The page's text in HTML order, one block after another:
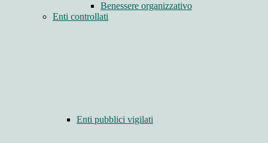
Benessere organizzativo
Enti controllati
Enti pubblici vigilati